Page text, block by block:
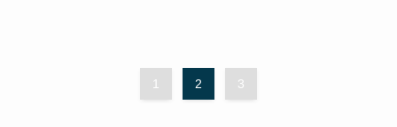
1 2 3